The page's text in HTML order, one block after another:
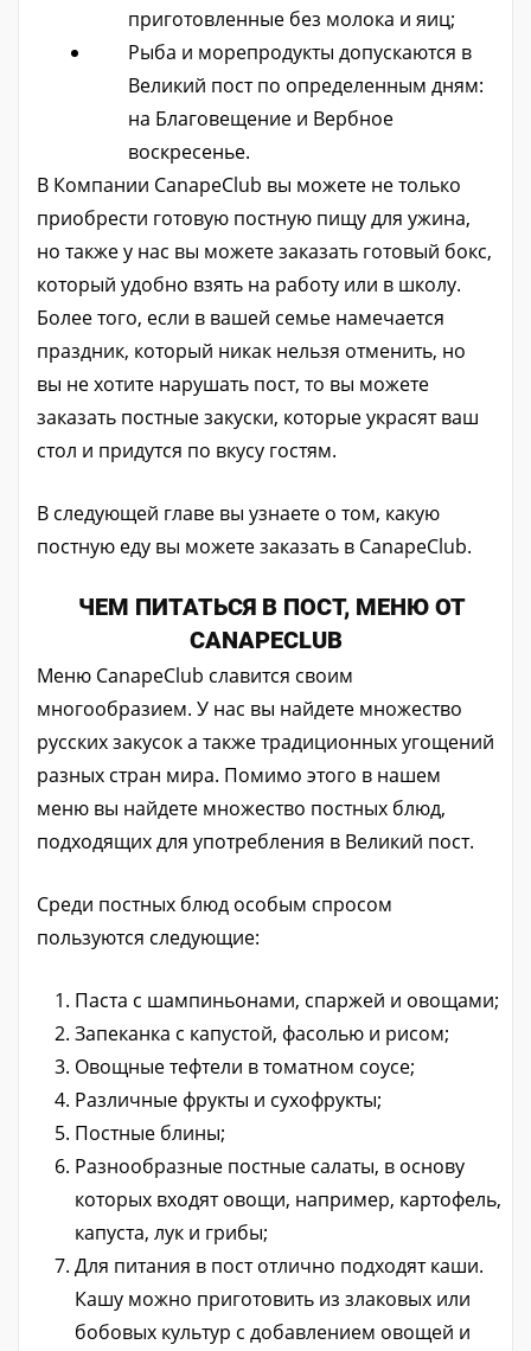
приготовленные без молока и яиц;
Рыба и морепродукты допускаются в
Великий пост по определенным дням:
на Благовещение и Вербное
воскресенье.
В Компании CanapeClub вы можете не только
приобрести готовую постную пищу для ужина,
но также у нас вы можете заказать готовый бокс,
который удобно взять на работу или в школу.
Более того, если в вашей семье намечается
праздник, который никак нельзя отменить, но
вы не хотите нарушать пост, то вы можете
заказать постные закуски, которые украсят ваш
стол и придутся по вкусу гостям.
В следующей главе вы узнаете о том, какую
постную еду вы можете заказать в CanapeClub.
ЧЕМ ПИТАТЬСЯ В ПОСТ, МЕНЮ ОТ
CANAPECLUB
Меню CanapeClub славится своим
многообразием. У нас вы найдете множество
русских закусок а также традиционных угощений
разных стран мира. Помимо этого в нашем
меню вы найдете множество постных блюд,
подходящих для употребления в Великий пост.
Среди постных блюд особым спросом
пользуются следующие:
Паста с шампиньонами, спаржей и овощами;
Запеканка с капустой, фасолью и рисом;
Овощные тефтели в томатном соусе;
Различные фрукты и сухофрукты;
Постные блины;
Разнообразные постные салаты, в основу
которых входят овощи, например, картофель,
капуста, лук и грибы;
Для питания в пост отлично подходят каши.
Кашу можно приготовить из злаковых или
бобовых культур с добавлением овощей и